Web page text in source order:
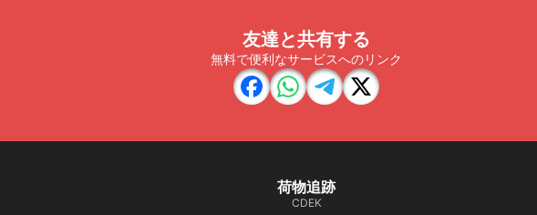
友達と共有する
無料で便利なサービスへのリンク
荷物追跡
CDEK